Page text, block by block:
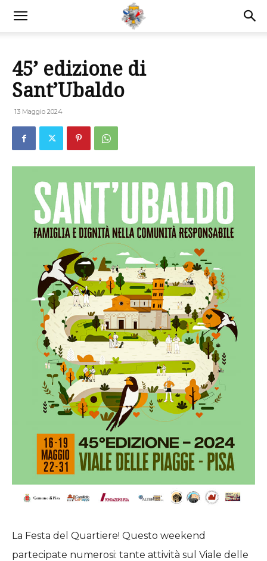
45’ edizione di
Sant’Ubaldo
13 Maggio 2024
La Festa del Quartiere! Questo weekend
partecipate numerosi: tante attività sul Viale delle